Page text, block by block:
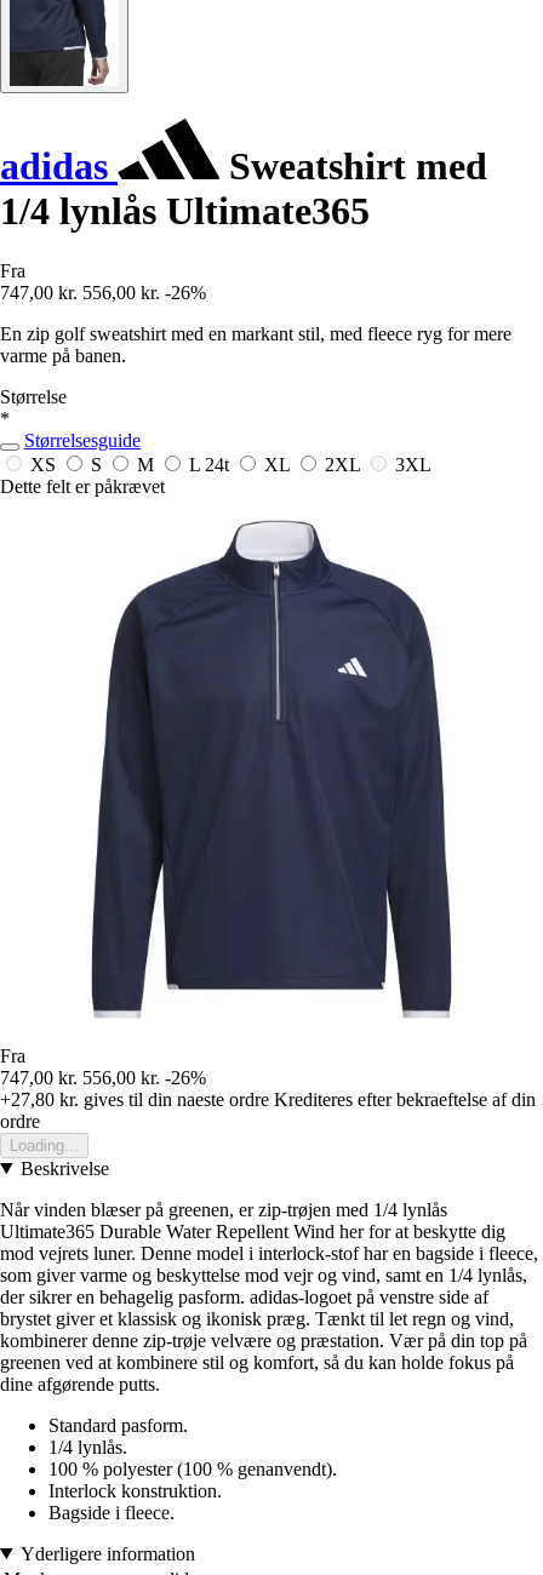
adidas
Sweatshirt med
1/4 lynlås Ultimate365
Fra
747,00 kr. 556,00 kr. -26%
En zip golf sweatshirt med en markant stil, med fleece ryg for mere
varme på banen.
Størrelse
*
Størrelsesguide
XS
S M L 24t XL 2XL
3XL
Dette felt er påkrævet
Fra
747,00 kr. 556,00 kr. -26%
+27,80 kr. gives til din naeste ordre Krediteres efter bekraeftelse af din
ordre
Loading...
Beskrivelse
Når vinden blæser på greenen, er zip-trøjen med 1/4 lynlås
Ultimate365 Durable Water Repellent Wind her for at beskytte dig
mod vejrets luner. Denne model i interlock-stof har en bagside i fleece,
som giver varme og beskyttelse mod vejr og vind, samt en 1/4 lynlås,
der sikrer en behagelig pasform. adidas-logoet på venstre side af
brystet giver et klassisk og ikonisk præg. Tænkt til let regn og vind,
kombinerer denne zip-trøje velvære og præstation. Vær på din top på
greenen ved at kombinere stil og komfort, så du kan holde fokus på
dine afgørende putts.
Standard pasform.
1/4 lynlås.
100 % polyester (100 % genanvendt).
Interlock konstruktion.
Bagside i fleece.
Yderligere information